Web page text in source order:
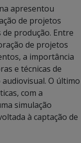
apresentou
de projetos
produção. Entre
de projetos
a importância
e técnicas de
O último
com a
simulação
à captação de